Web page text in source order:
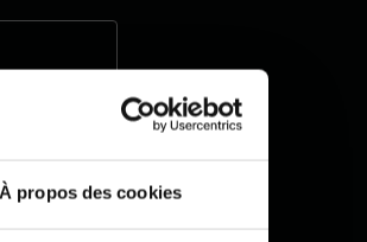
À propos des cookies